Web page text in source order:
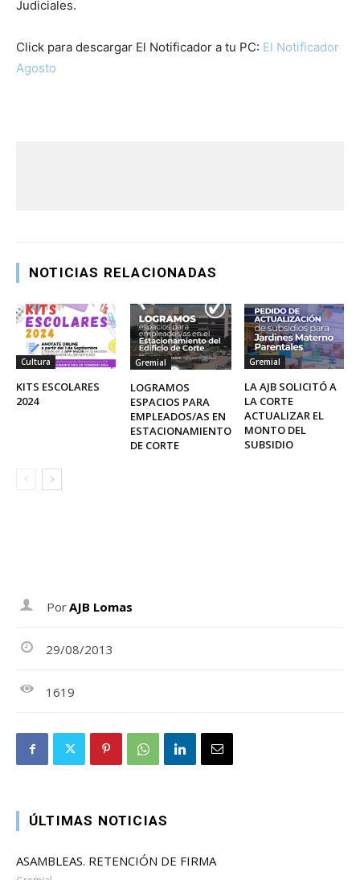
Judiciales.
Click para descargar El Notificador a tu PC: El Notificador
Agosto
NOTICIAS RELACIONADAS
Cultura
KITS ESCOLARES
2024
Gremial
LOGRAMOS
ESPACIOS PARA
EMPLEADOS/AS EN
ESTACIONAMIENTO
DE CORTE
Gremial
LA AJB SOLICITÓ A
LA CORTE
ACTUALIZAR EL
MONTO DEL
SUBSIDIO
PorAJB Lomas
29/08/2013
1619
ÚLTIMAS NOTICIAS
ASAMBLEAS. RETENCIÓN DE FIRMA